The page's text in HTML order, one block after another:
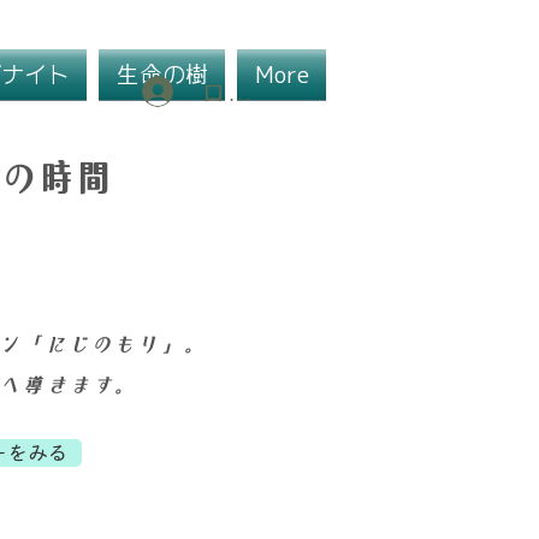
イト 生命の樹 More
ログイン
時間
「にじのもり」。
導きます。
をみる